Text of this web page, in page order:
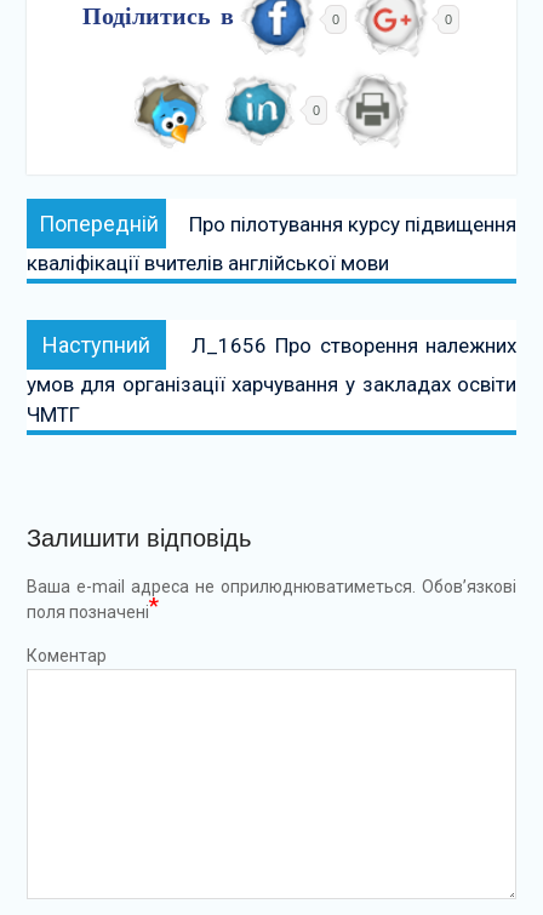
Поділитись в 0 0
0
Навігація
записів
Попередній Попередній:
Про пілотування курсу підвищення
кваліфікації вчителів англійської мови
Наступний Наступний:
Л_1656 Про створення належних
умов для організації харчування у закладах освіти
ЧМТГ
Залишити відповідь
Ваша e-mail адреса не оприлюднюватиметься. Обов’язкові
поля позначені*
Коментар